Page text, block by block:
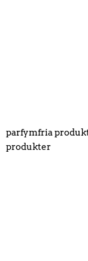
parfymfria
produkter